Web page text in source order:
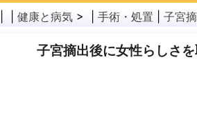
がん
公衆衛生
健康と病気 > | 手術・処置 子宮
子宮摘出後に女性らしさ